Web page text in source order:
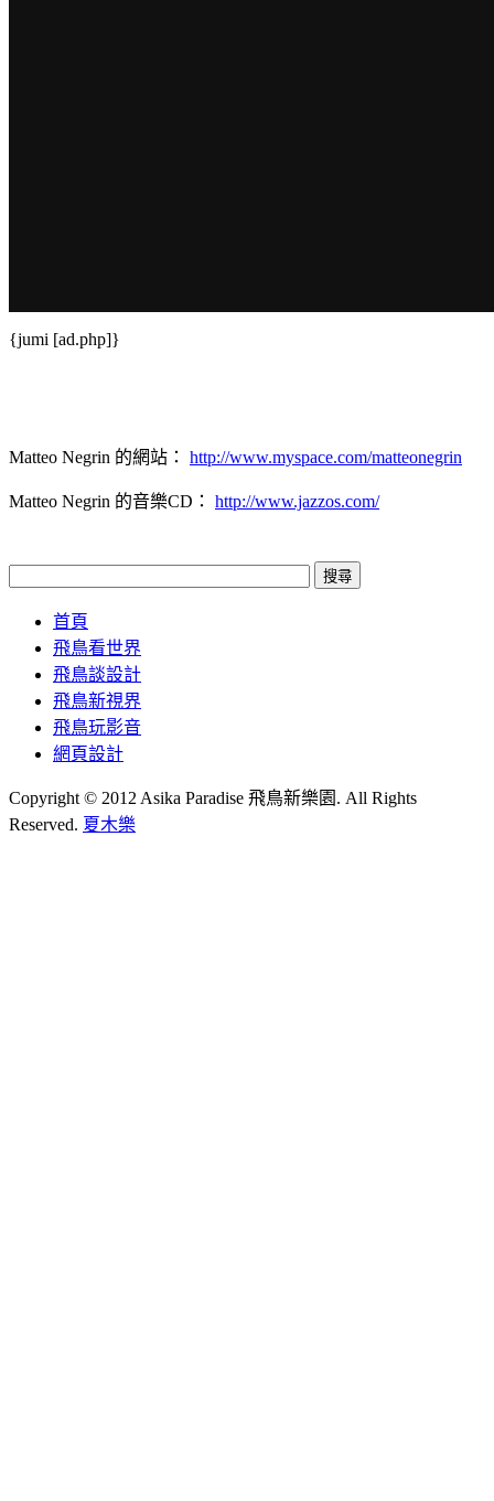
{jumi [ad.php]}
Matteo Negrin 的網站： http://www.myspace.com/matteonegrin
Matteo Negrin 的音樂CD： http://www.jazzos.com/
首頁
飛鳥看世界
飛鳥談設計
飛鳥新視界
飛鳥玩影音
網頁設計
Copyright © 2012 Asika Paradise 飛鳥新樂園. All Rights
Reserved. 夏木樂